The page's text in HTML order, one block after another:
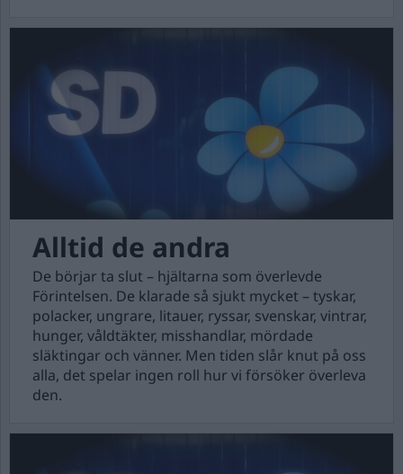
Alltid de andra
De börjar ta slut – hjältarna som överlevde
Förintelsen. De klarade så sjukt mycket – tyskar,
polacker, ungrare, litauer, ryssar, svenskar, vintrar,
hunger, våldtäkter, misshandlar, mördade
släktingar och vänner. Men tiden slår knut på oss
alla, det spelar ingen roll hur vi försöker överleva
den.